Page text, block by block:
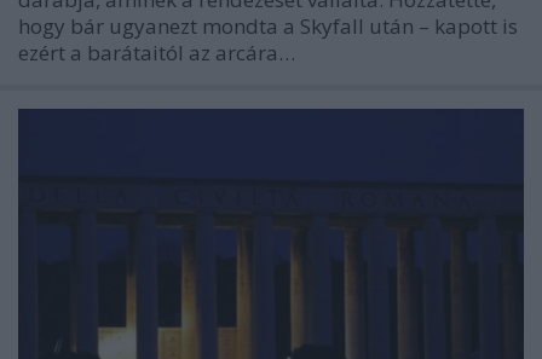
hogy bár ugyanezt mondta a Skyfall után – kapott is
ezért a barátaitól az arcára…